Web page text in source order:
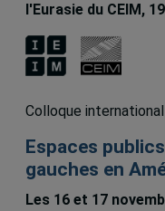
l'Eurasie du CEIM,
Colloque international
Espaces
gauches en
Les 16 et 17